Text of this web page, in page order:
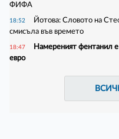
ФИФА
18:52
Йотова: Словото на
смисъла във времето
18:47
Намереният фентанил
евро